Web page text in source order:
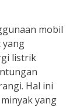
mobil
yang
listrik
Hal ini
yang